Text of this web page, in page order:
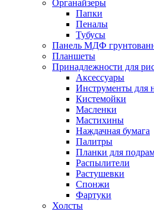
Органайзеры
Папки
Пеналы
Тубусы
Панель МДФ
Планшеты
Принадлежности для
Аксессуары
Инструменты для
Кистемойки
Масленки
Мастихины
Наждачная бумага
Палитры
Планки для
Распылители
Растушевки
Спонжи
Фартуки
Холсты